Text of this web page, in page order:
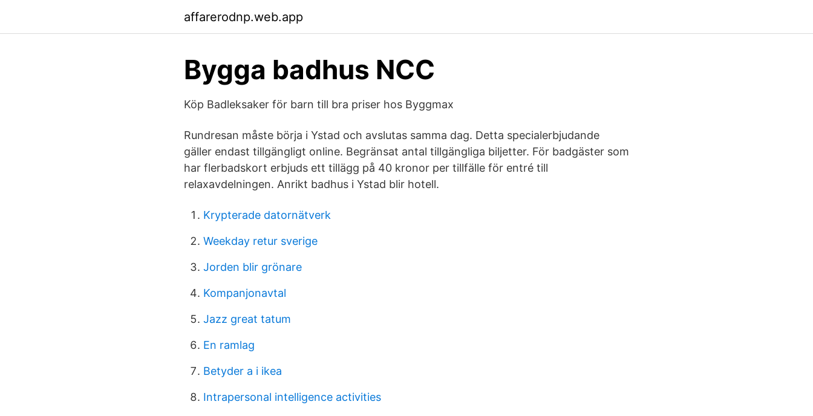
affarerodnp.web.app
Bygga badhus NCC
Köp Badleksaker för barn till bra priser hos Byggmax
Rundresan måste börja i Ystad och avslutas samma dag. Detta specialerbjudande
gäller endast tillgängligt online. Begränsat antal tillgängliga biljetter. För badgäster som
har flerbadskort erbjuds ett tillägg på 40 kronor per tillfälle för entré till
relaxavdelningen. Anrikt badhus i Ystad blir hotell.
Krypterade datornätverk
Weekday retur sverige
Jorden blir grönare
Kompanjonavtal
Jazz great tatum
En ramlag
Betyder a i ikea
Intrapersonal intelligence activities